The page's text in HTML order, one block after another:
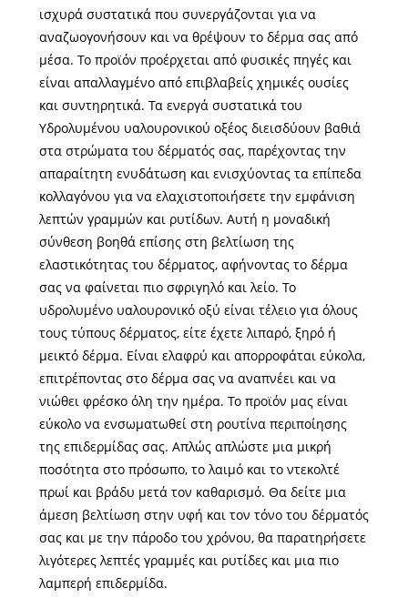
ισχυρά συστατικά που συνεργάζονται για να
αναζωογονήσουν και να θρέψουν το δέρμα σας από
μέσα. Το προϊόν προέρχεται από φυσικές πηγές και
είναι απαλλαγμένο από επιβλαβείς χημικές ουσίες
και συντηρητικά. Τα ενεργά συστατικά του
Υδρολυμένου υαλουρονικού οξέος διεισδύουν βαθιά
στα στρώματα του δέρματός σας, παρέχοντας την
απαραίτητη ενυδάτωση και ενισχύοντας τα επίπεδα
κολλαγόνου για να ελαχιστοποιήσετε την εμφάνιση
λεπτών γραμμών και ρυτίδων. Αυτή η μοναδική
σύνθεση βοηθά επίσης στη βελτίωση της
ελαστικότητας του δέρματος, αφήνοντας το δέρμα
σας να φαίνεται πιο σφριγηλό και λείο. Το
υδρολυμένο υαλουρονικό οξύ είναι τέλειο για όλους
τους τύπους δέρματος, είτε έχετε λιπαρό, ξηρό ή
μεικτό δέρμα. Είναι ελαφρύ και απορροφάται εύκολα,
επιτρέποντας στο δέρμα σας να αναπνέει και να
νιώθει φρέσκο ​​όλη την ημέρα. Το προϊόν μας είναι
εύκολο να ενσωματωθεί στη ρουτίνα περιποίησης
της επιδερμίδας σας. Απλώς απλώστε μια μικρή
ποσότητα στο πρόσωπο, το λαιμό και το ντεκολτέ
πρωί και βράδυ μετά τον καθαρισμό. Θα δείτε μια
άμεση βελτίωση στην υφή και τον τόνο του δέρματός
σας και με την πάροδο του χρόνου, θα παρατηρήσετε
λιγότερες λεπτές γραμμές και ρυτίδες και μια πιο
λαμπερή επιδερμίδα.